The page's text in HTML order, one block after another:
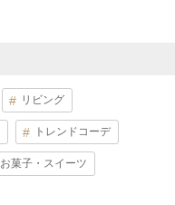
リビング
トレンドコーデ
お菓子・スイーツ